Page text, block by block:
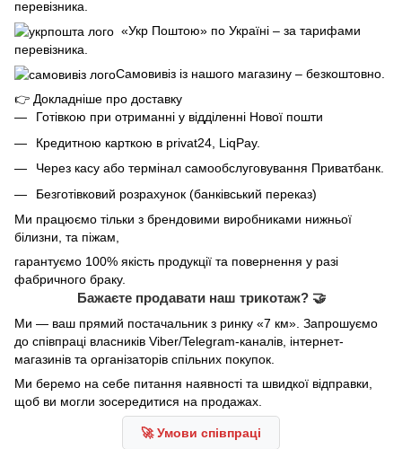
перевізника.
«Укр Поштою» по Україні – за тарифами
перевізника.
Самовивіз із нашого магазину – безкоштовно.
👉 Докладніше про доставку
Готівкою при отриманні у відділенні Нової пошти
Кредитною карткою в privat24, LiqPay.
Через касу або термінал самообслуговування Приватбанк.
Безготівковий розрахунок (банківський переказ)
Ми працюємо тільки з брендовими виробниками нижньої
білизни, та піжам,
гарантуємо 100% якість продукції та повернення у разі
фабричного браку.
Бажаєте продавати наш трикотаж? 🤝
Ми — ваш прямий постачальник з ринку «7 км». Запрошуємо
до співпраці власників Viber/Telegram-каналів, інтернет-
магазинів та організаторів спільних покупок.
Ми беремо на себе питання наявності та швидкої відправки,
щоб ви могли зосередитися на продажах.
🚀 Умови співпраці